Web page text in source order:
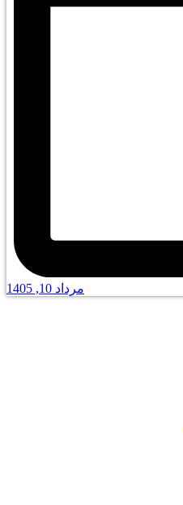
مرداد 10, 1405